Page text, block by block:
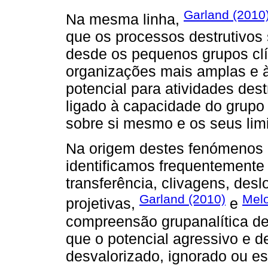
Na mesma linha, Garland
que os processos
desde os pequenos grupos
organizações mais amplas e
potencial para atividades
ligado à capacidade do
sobre si mesmo e os seus
Na origem destes
identificamos
transferência, clivagens,
projetivas, Garland (2010) e
compreensão grupanalítica
que o potencial agressivo e
desvalorizado, ignorado ou